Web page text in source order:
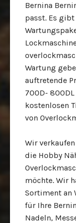
Bernina
passt. Es
Wartung
auftretende
700D-
kostenlosen
von
Wir
die Hobby
möchte. Wir
Sortiment an
für Ihre
Nadeln,